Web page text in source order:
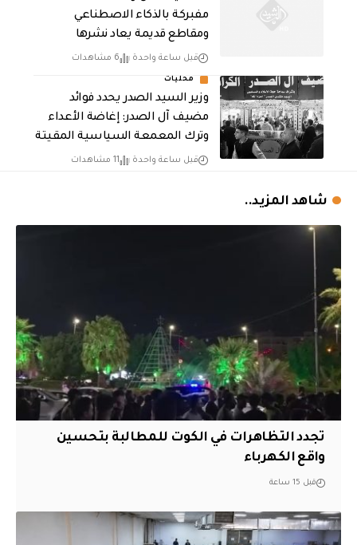
مفبركة بالذكاء الاصطناعي
ومقاطع قديمة يعاد نشرها
قبل ساعة واحدة 6 مشاهدات
محليات
وزير السيد الصدر يحدد فوائد
مضيف آل الصدر: إغاضة الأعداء
وترك المعمعة السياسية المقيتة
قبل ساعة واحدة 11 مشاهدات
شاهد المزيد..
تجدد التظاهرات في الكوت للمطالبة بتحسين
واقع الكهرباء
قبل 15 ساعة